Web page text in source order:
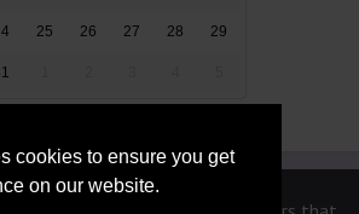
cookies to ensure you get
on our website.
25 26 27 28 29